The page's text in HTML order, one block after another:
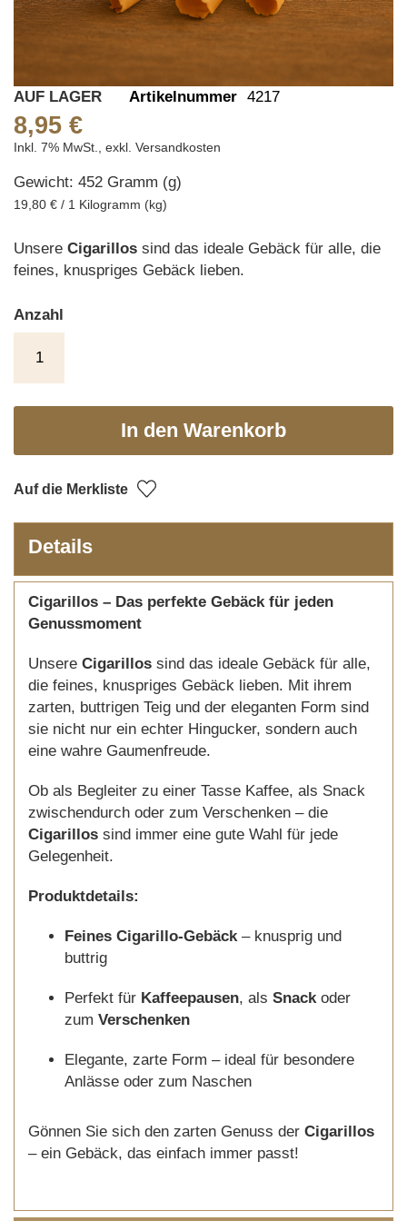
Skip
to
the
of
the
gallery
AUF LAGER Artikelnummer 4217
8,95 €
Inkl. 7% MwSt., exkl. Versandkosten
Gewicht: 452 Gramm (g)
19,80 € / 1 Kilogramm (kg)
Unsere Cigarillos sind das ideale Gebäck für alle, die
feines, knuspriges Gebäck lieben.
Anzahl
In den Warenkorb
Auf die Merkliste
Details
Cigarillos – Das perfekte Gebäck für jeden
Genussmoment
Unsere Cigarillos sind das ideale Gebäck für alle,
die feines, knuspriges Gebäck lieben. Mit ihrem
zarten, buttrigen Teig und der eleganten Form sind
sie nicht nur ein echter Hingucker, sondern auch
eine wahre Gaumenfreude.
Ob als Begleiter zu einer Tasse Kaffee, als Snack
zwischendurch oder zum Verschenken – die
Cigarillos sind immer eine gute Wahl für jede
Gelegenheit.
Produktdetails:
Feines Cigarillo-Gebäck– knusprig und
buttrig
Perfekt für Kaffeepausen, als Snackoder
zum Verschenken
Elegante, zarte Form – ideal für besondere
Anlässe oder zum Naschen
Gönnen Sie sich den zarten Genuss der Cigarillos
– ein Gebäck, das einfach immer passt!